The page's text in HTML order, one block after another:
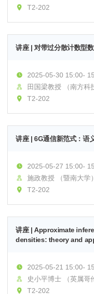
T2-202
讲座 | 对带过分散计数型
2025-05-30 15:00-
田国梁教授 （南方科
T2-202
讲座 | 6G通信新范式：语
2025-05-27 15:00-
施政教授 （暨南大学）
T2-202
讲座 | Approximate
densities: theory and
2025-05-21 15:00-
史小平博士 （英属哥
T2-202